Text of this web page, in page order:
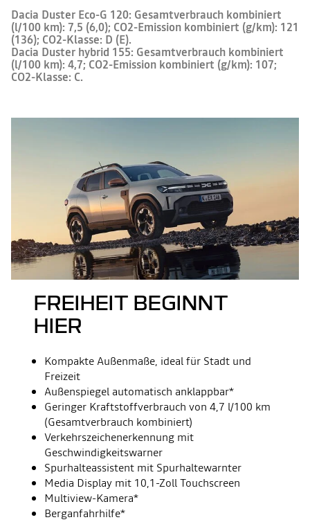
Dacia Duster Eco-G 120: Gesamtverbrauch kombiniert
(l/100 km): 7,5 (6,0); CO2-Emission kombiniert (g/km): 121
(136); CO2-Klasse: D (E).
Dacia Duster hybrid 155: Gesamtverbrauch kombiniert
(l/100 km): 4,7; CO2-Emission kombiniert (g/km): 107;
CO2-Klasse: C.
FREIHEIT BEGINNT
HIER
Kompakte Außenmaße, ideal für Stadt und
Freizeit
Außenspiegel automatisch anklappbar*
Geringer Kraftstoffverbrauch von 4,7 l/100 km
(Gesamtverbrauch kombiniert)
Verkehrszeichenerkennung mit
Geschwindigkeitswarner
Spurhalteassistent mit Spurhaltewarnter
Media Display mit 10,1-Zoll Touchscreen
Multiview-Kamera*
Berganfahrhilfe*